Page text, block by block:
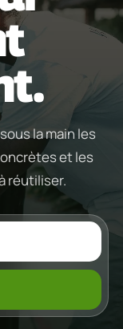
la main les
et les
réutiliser.